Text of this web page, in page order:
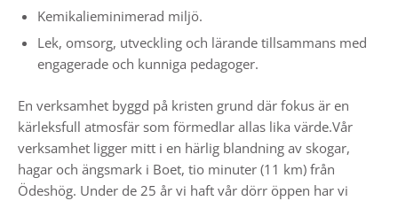
Kemikalieminimerad miljö.
Lek, omsorg, utveckling och lärande tillsammans med
engagerade och kunniga pedagoger.
En verksamhet byggd på kristen grund där fokus är en
kärleksfull atmosfär som förmedlar allas lika värde.Vår
verksamhet ligger mitt i en härlig blandning av skogar,
hagar och ängsmark i Boet, tio minuter (11 km) från
Ödeshög. Under de 25 år vi haft vår dörr öppen har vi